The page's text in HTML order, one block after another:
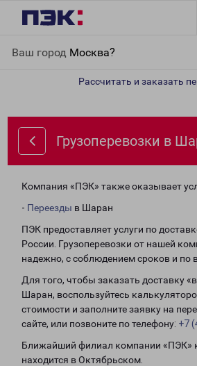
Ваш город Москва?
Рассчитать и заказать
Грузоперевозки в
Компания «ПЭК» также оказывает
- Переезды в Шаран
ПЭК предоставляет услуги по
России. Грузоперевозки от нашей
надежно, с соблюдением сроков и
Для того, чтобы заказать доставку
Шаран, воспользуйтесь
стоимости и заполните заявку на
сайте, или позвоните по телефону: +7
Ближайший филиал компании «ПЭК»
находится в Октябрьском.